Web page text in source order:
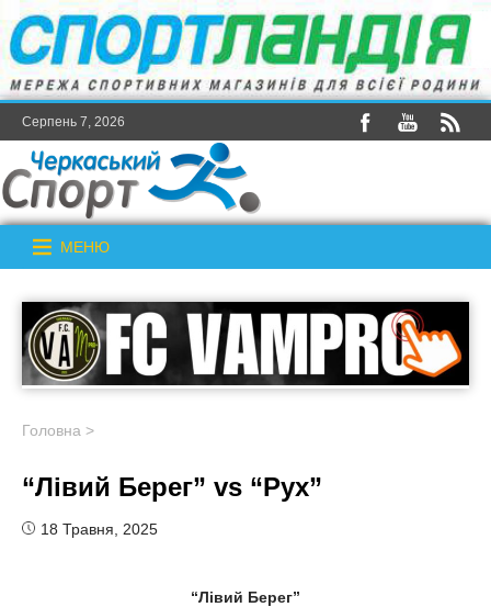
Серпень 7, 2026
МЕНЮ
Головна >
“Лівий Берег” vs “Рух”
18 Травня, 2025
“Лівий Берег”